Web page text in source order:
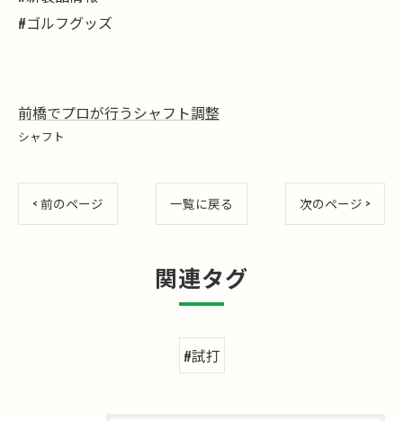
#ゴルフグッズ
前橋でプロが行うシャフト調整
シャフト
< 前のページ 一覧に戻る 次のページ >
関連タグ
#試打